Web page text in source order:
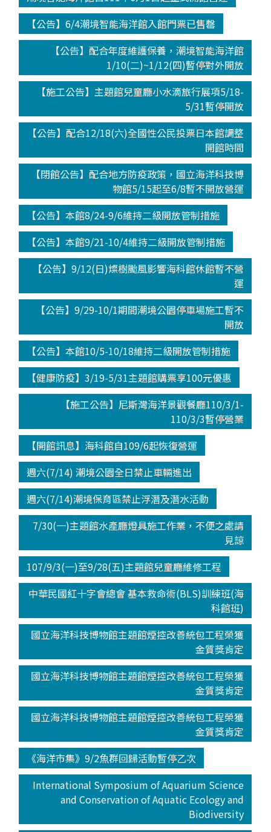
【公告】6/4潮境智能海洋館入館門票已售罄
【公告】配合年度維護保養，潮境智能海洋館
1/10(二)~1/12(四)暫停對外開放
【施工公告】主題館兒童廳小水滴旅行展項5/18-
5/31暫停開放
【公告】配合12/18(六)全國性公民投票日本館調整
開館時間
【閉館公告】配合地方防疫政策，國立海洋科技博
物館5/15起至6/8暫不開放營運
【公告】本館8/24-9/6維持二級開放管制措施
【公告】本館9/21-10/4維持二級開放管制措施
【公告】9/12(日)燦樹颱風影響海科館休館暫不營
運
【公告】9/29-10/1期間潮境公園停車場施工暫不
開放
【公告】本館10/5-10/18維持二級開放管制措施
【健康防疫】3/19-5/31主題館購票享100元優惠
【施工公告】尼斯灣海洋景觀餐廳110/3/1-
110/3/3暫停營業
【開館訊息】海科館自109/6起恢復營運
週六(7/14) 潮境公園全日禁止車輛進出
週六(7/14)潮境保育區禁止浮潛及潛水活動
7/30(一)主題館水產廳燈具施工作業，不便之處請
見諒
107/9/3(一)至9/28(五)主題館兒童廳維修工程
中華民國紅十字會總會 基本救命術(BLS)訓練班(海
科館班)
國立海洋科技博物館主題館煙控改善統包工程榮獲
金質獎肯定
國立海洋科技博物館主題館煙控改善統包工程榮獲
金質獎肯定
國立海洋科技博物館主題館煙控改善統包工程榮獲
金質獎肯定
《海洋市集》9/2魚群回歸活動暫停乙次
International Symposium of Aquarium Science
and Conservation of Aquatic Ecology and
Biodiversity